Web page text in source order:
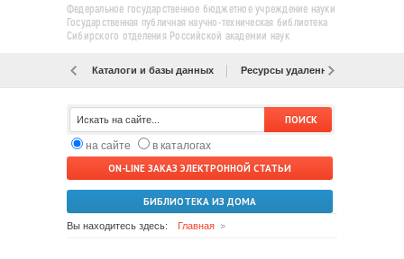
Федеральное государственное бюджетное учреждение науки
Государственная публичная научно-техническая библиотека
Сибирского отделения Российской академии наук
Каталоги и базы данных Ресурсы удаленного доступа
на сайте
в каталогах
ON-LINE ЗАКАЗ ЭЛЕКТРОННОЙ СТАТЬИ
БИБЛИОТЕКА ИЗ ДОМА
Вы находитесь здесь: Главная